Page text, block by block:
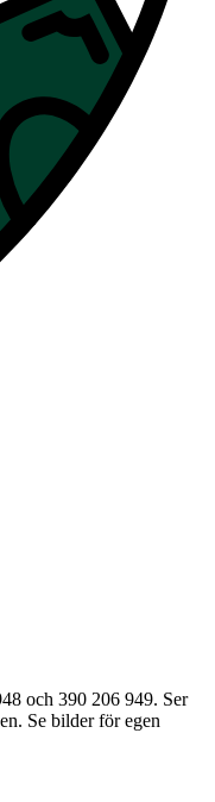
och 390 206 949. Ser
Se bilder för egen